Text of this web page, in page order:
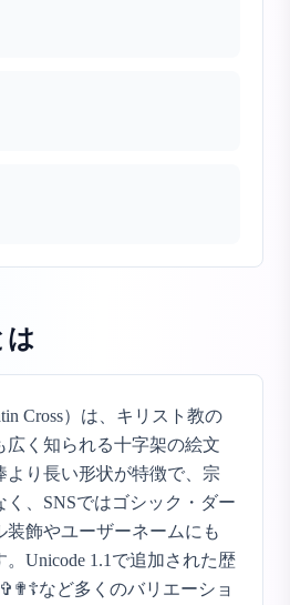
は
Cross）は、キリスト教の
広く知られる十字架の絵文
より長い形状が特徴で、宗
、SNSではゴシック・ダー
装飾やユーザーネームにも
Unicode 1.1で追加された歴
など多くのバリエーショ